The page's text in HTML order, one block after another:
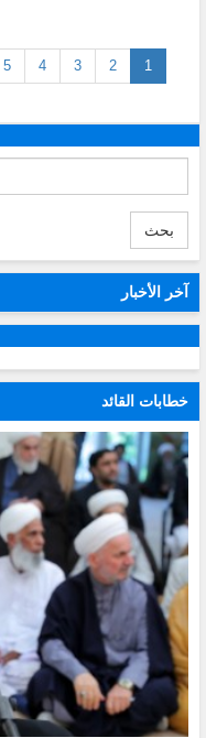
1
(current)
2
3
4
5
بحث
آخر الأخبار
خطابات القائد